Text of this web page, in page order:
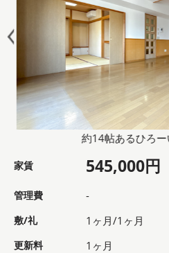
約14帖あるひろー
家賃 545,000円
管理費 -
敷/礼 1ヶ月/1ヶ月
更新料 1ヶ月